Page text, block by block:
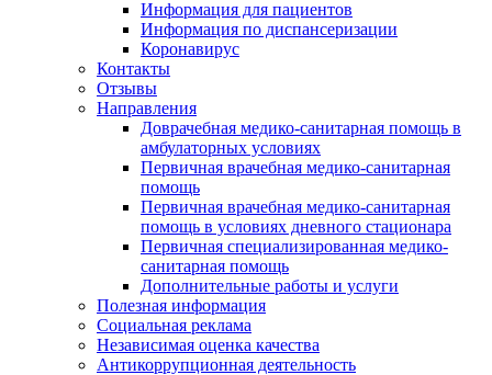
Информация для пациентов
Информация по диспансеризации
Коронавирус
Контакты
Отзывы
Направления
Доврачебная медико-санитарная помощь в
амбулаторных условиях
Первичная врачебная медико-санитарная
помощь
Первичная врачебная медико-санитарная
помощь в условиях дневного стационара
Первичная специализированная медико-
санитарная помощь
Дополнительные работы и услуги
Полезная информация
Социальная реклама
Независимая оценка качества
Антикоррупционная деятельность